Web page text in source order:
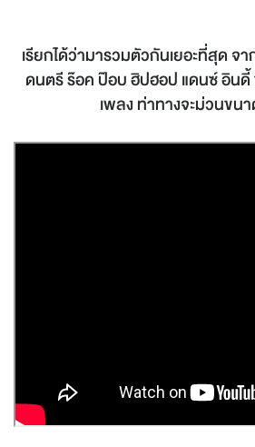
เรียกได้ว่ามารวมตัวกันเยอะที่สุด
ดนตรี ร๊อค ป๊อบ ฮิปฮอป แดนซ์ อิน
เพลง ท่าทางจะม่วนขน